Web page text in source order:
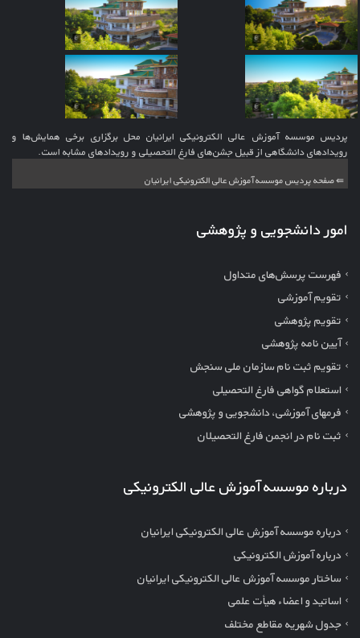
پردیس موسسه آموزش عالی الکترونیکی ایرانیان محل برگزاری برخی همایش‌ها و
رویدادهای دانشگاهی از قبیل جشن‌های فارغ التحصیلی و رویدادهای مشابه است.
⇚ صفحه پردیس موسسه آموزش عالی الکترونیکی ایرانیان
امور دانشجویی و پژوهشی
فهرست پرسش‌های متداول
تقویم آموزشی
تقویم پژوهشی
آیین نامه پژوهشی
تقویم ثبت نام سازمان ملی سنجش
استعلام گواهی فارغ التحصیلی
فرمهای آموزشی، دانشجویی و پژوهشی
ثبت نام در انجمن فارغ التحصیلان
درباره موسسه آموزش عالی الکترونیکی
درباره موسسه آموزش عالی الکترونیکی ایرانیان
درباره آموزش الکترونیکی
ساختار موسسه آموزش عالی الکترونیکی ایرانیان
اساتید و اعضاء هیأت علمی
جدول شهریه مقاطع مختلف